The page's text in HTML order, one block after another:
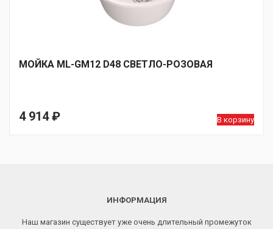
МОЙКA ML-GM12 D48 СВЕТЛО-РОЗОВАЯ
4 914₽ В корзину
ИНФОРМАЦИЯ
Наш магазин существует уже очень длительный промежуток